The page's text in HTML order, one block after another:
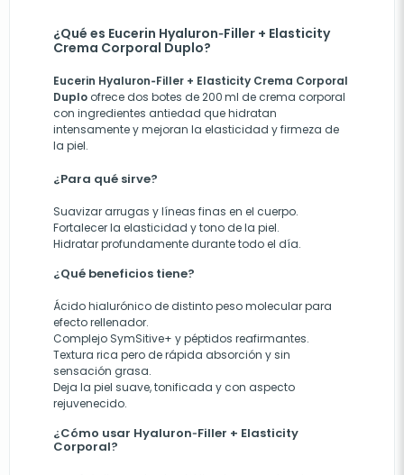
¿Qué es Eucerin Hyaluron‑Filler + Elasticity
Crema Corporal Duplo?
Eucerin Hyaluron‑Filler + Elasticity Crema Corporal
Duplo ofrece dos botes de 200 ml de crema corporal
con ingredientes antiedad que hidratan
intensamente y mejoran la elasticidad y firmeza de
la piel.
¿Para qué sirve?
Suavizar arrugas y líneas finas en el cuerpo.
Fortalecer la elasticidad y tono de la piel.
Hidratar profundamente durante todo el día.
¿Qué beneficios tiene?
Ácido hialurónico de distinto peso molecular para
efecto rellenador.
Complejo SymSitive+ y péptidos reafirmantes.
Textura rica pero de rápida absorción y sin
sensación grasa.
Deja la piel suave, tonificada y con aspecto
rejuvenecido.
¿Cómo usar Hyaluron‑Filler + Elasticity
Corporal?